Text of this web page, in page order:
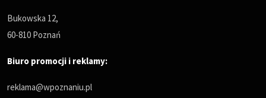
Bukowska 12,
60-810 Poznań
Biuro promocji i reklamy:
reklama@wpoznaniu.pl